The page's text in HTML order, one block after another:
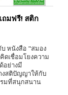
ถมฟรี! สติก
หนังสือ "สมอง
ดเชื่อมโยงความ
อย่างมี
งสติปัญญาให้กับ
รมที่สนุกสนาน